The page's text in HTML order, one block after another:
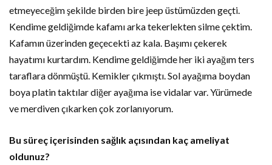
etmeyeceğim şekilde birden bire jeep üstümüzden geçti.
Kendime geldiğimde kafamı arka tekerlekten silme çektim.
Kafamın üzerinden geçecekti az kala. Başımı çekerek
hayatımı kurtardım. Kendime geldiğimde her iki ayağım ters
taraflara dönmüştü. Kemikler çıkmıştı. Sol ayağıma boydan
boya platin taktılar diğer ayağıma ise vidalar var. Yürümede
ve merdiven çıkarken çok zorlanıyorum.
Bu süreç içerisinden sağlık açısından kaç ameliyat
oldunuz?